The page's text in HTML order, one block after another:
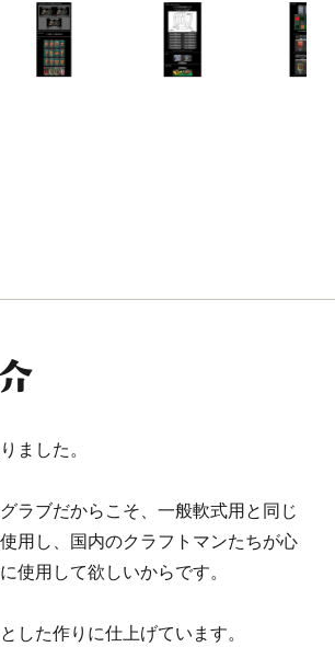
ました。
ラブだからこそ、一般軟式用と同じ
用し、国内のクラフトマンたちが心
使用して欲しいからです。
した作りに仕上げています。